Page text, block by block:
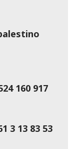
160 917
3 13 83 53